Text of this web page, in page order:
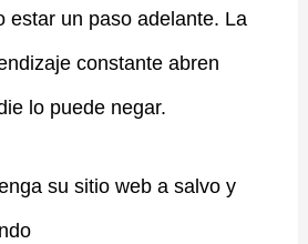
estar un paso adelante. La
constante abren
lo puede negar.
su sitio web a salvo y